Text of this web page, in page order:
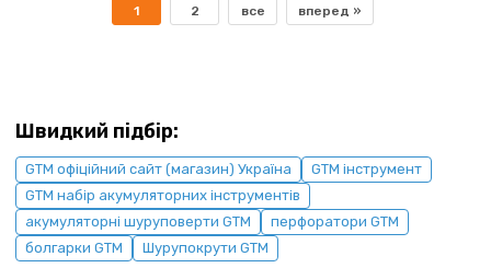
1 2 все вперед »
Швидкий підбір:
GTM офіційний сайт (магазин) Україна
GTM інструмент
GTM набір акумуляторних інструментів
акумуляторні шуруповерти GTM
перфоратори GTM
болгарки GTM
Шурупокрути GTM